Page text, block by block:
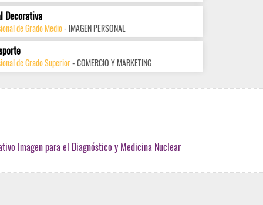
Decorativa
de Grado Medio- IMAGEN PERSONAL
de Grado Superior- COMERCIO Y MARKETING
Imagen para el Diagnóstico y Medicina Nuclear